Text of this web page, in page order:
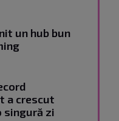
un hub bun
a crescut
singură zi